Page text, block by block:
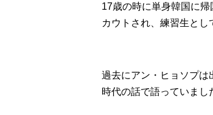
17歳の時に単身韓国に
カウトされ、練習生とし
過去にアン・ヒョソプは
時代の話で語っていまし